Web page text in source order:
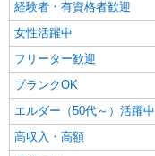
経験者・有資格者歓迎
女性活躍中
フリーター歓迎
ブランクOK
エルダー（50代～）活躍中
高収入・高額